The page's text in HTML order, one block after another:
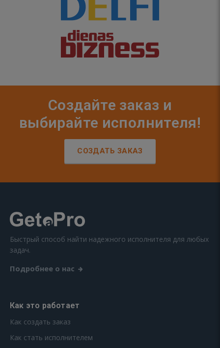
Создайте заказ и
выбирайте исполнителя!
СОЗДАТЬ ЗАКАЗ
Быстрый способ найти надежного исполнителя для любых
задач.
Подробнее о нас
Как это работает
Как создать заказ
Как стать исполнителем